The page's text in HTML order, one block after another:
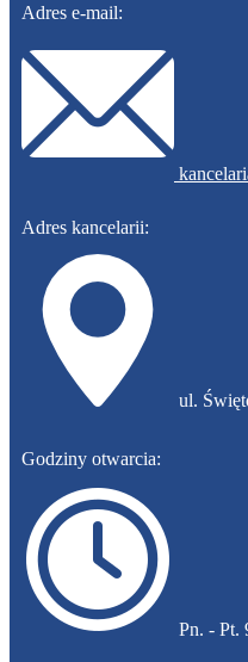
Adres e-mail:
Adres kancelarii:
​ul.
Godziny otwarcia:
​Pn. - Pt.